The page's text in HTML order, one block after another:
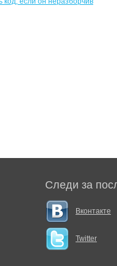
Следи за
Вконтакте
Twitter